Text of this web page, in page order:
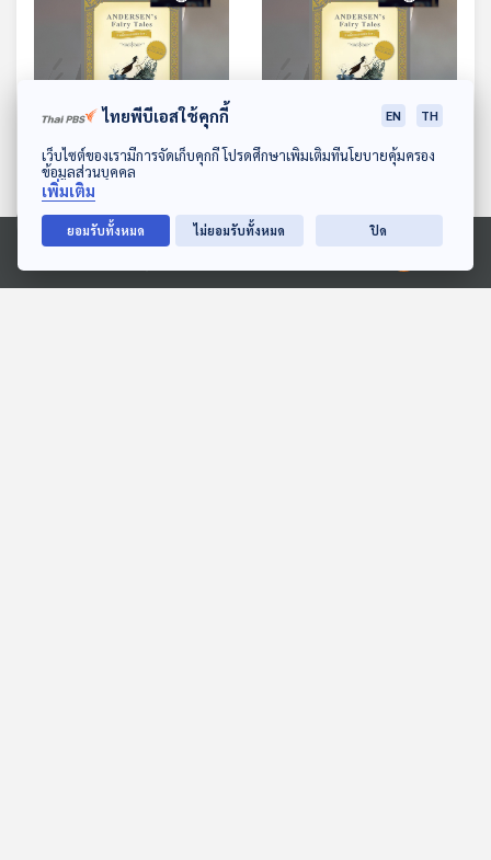
ดาวน์โหลด Thai PBS Podcast Application
Ⓒ 2020 องค์การกระจายเสียงและแพร่ภาพสาธารณะแห่งประเทศไทย
57:10
EP. 4: เทพนิยายแอนเดอร์
เสน ตอนที่ 4 รองเท้านำ
โชค 3 สนเฟอร์
ห้องสมุดหลังไมค์
57:10
EP. 5: เทพนิยายแอนเดอร์
ห้องสมุดหลังไมค์
ไทยพีบีเอสใช้คุกกี้ EN TH
เว็บไซต์ของเรามีการจัดเก็บคุกกี้ โปรดศึกษาเพิ่มเติมที่นโยบายคุ้มครอง
ข้อมูลส่วนบุคคล
เพิ่มเติม
ยอมรับทั้งหมด ไม่ยอมรับทั้งหมด ปิด